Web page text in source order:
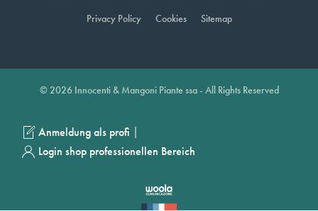
Privacy Policy Cookies Sitemap
© 2026 Innocenti & Mangoni Piante ssa - All Rights Reserved
Anmeldung als profi |
Login shop professionellen Bereich